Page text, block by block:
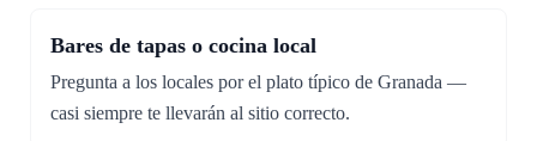
Bares de tapas o cocina local
Pregunta a los locales por el plato típico de Granada —
casi siempre te llevarán al sitio correcto.